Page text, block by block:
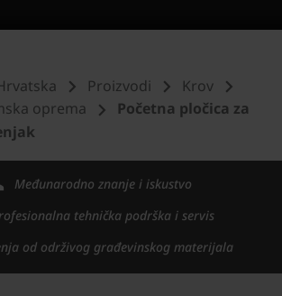
Proizvodi
Krov
oprema
Početna pločica za
Međunarodno znanje i iskustvo
tehnička podrška i servis
od održivog građevinskog materijala